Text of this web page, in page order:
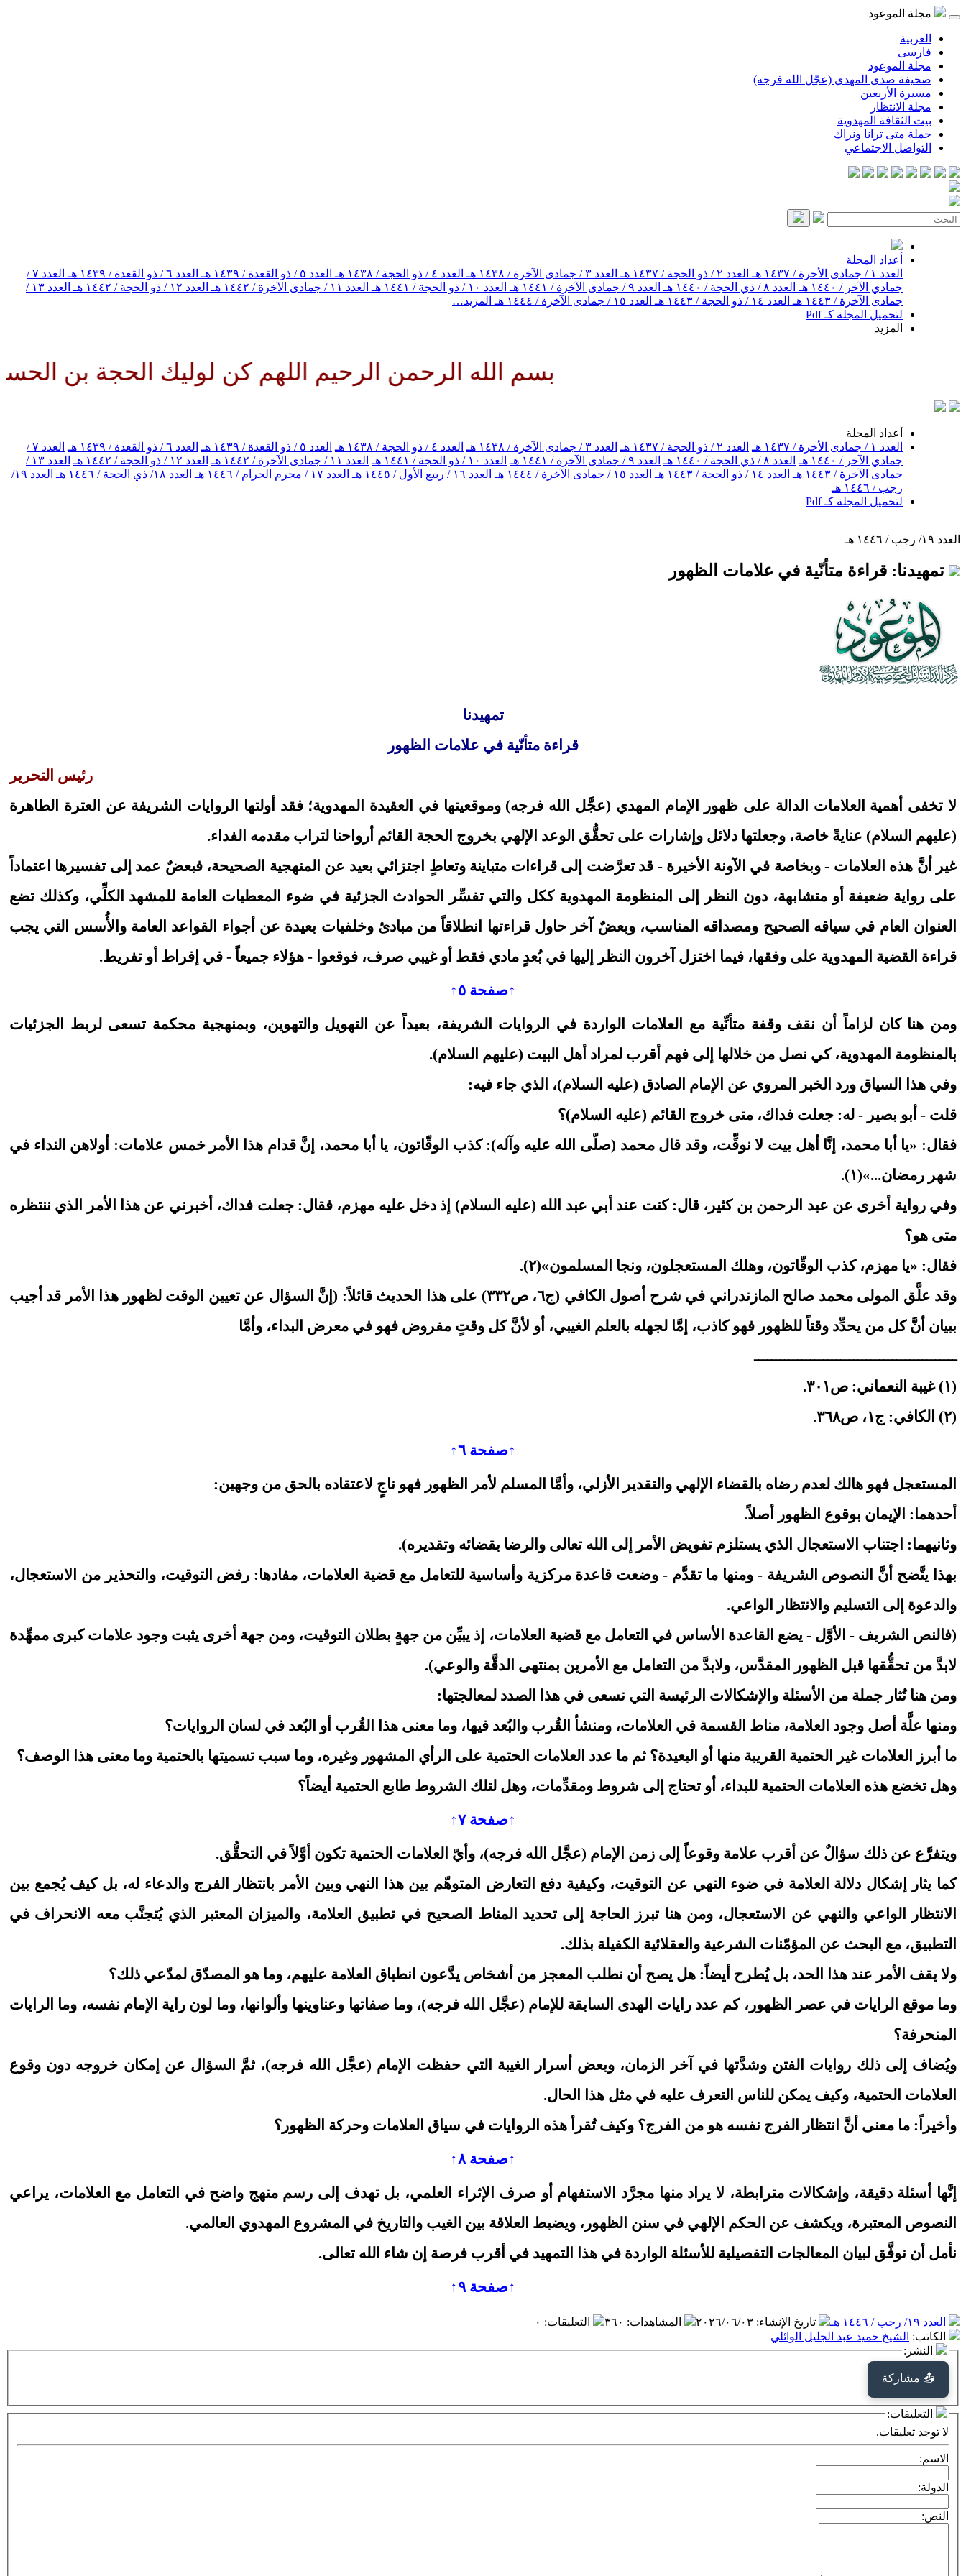
مجلة الموعود
العربية
فارسی
مجلة الموعود
صحيفة صدى المهدي (عجّل الله فرجه)
مسيرة الأربعين
مجلة الانتظار
بيت الثقافة المهدوية
حملة متى ترانا ونراك
التواصل الاجتماعي
أعداد المجلة
العدد ١ / جمادى الأخرة / ١٤٣٧ هـ
العدد ٢ / ذو الحجة / ١٤٣٧ هـ العدد ٣ / جمادى الآخرة / ١٤٣٨ هـ العدد ٤ / ذو الحجة / ١٤٣٨ هـ العدد ٥ / ذو القعدة / ١٤٣٩ هـ العدد ٦ / ذو القعدة / ١٤٣٩ هـ
العدد ٧ /
جمادي الآخر / ١٤٤٠ هـ
العدد ٨ / ذي الحجة / ١٤٤٠ هـ العدد ٩ / جمادى الآخرة / ١٤٤١ هـ العدد ١٠ / ذو الحجة / ١٤٤١ هـ العدد ١١ / جمادى الآخرة / ١٤٤٢ هـ العدد ١٢ / ذو الحجة / ١٤٤٢ هـ
العدد ١٣ /
جمادى الآخرة / ١٤٤٣ هـ
العدد ١٤ / ذو الحجة / ١٤٤٣ هـ العدد ١٥ / جمادى الآخرة / ١٤٤٤ هـ
المزيد…
لتحميل المجلة كـ Pdf
المزيد
بسم الله الرحمن الرحيم اللهم كن لوليك الحجة بن الحسن
أعداد المجلة
العدد ١ / جمادى الأخرة / ١٤٣٧ هـ
العدد ٢ / ذو الحجة / ١٤٣٧ هـ العدد ٣ / جمادى الآخرة / ١٤٣٨ هـ العدد ٤ / ذو الحجة / ١٤٣٨ هـ العدد ٥ / ذو القعدة / ١٤٣٩ هـ العدد ٦ / ذو القعدة / ١٤٣٩ هـ
العدد ٧ /
جمادي الآخر / ١٤٤٠ هـ
العدد ٨ / ذي الحجة / ١٤٤٠ هـ العدد ٩ / جمادى الآخرة / ١٤٤١ هـ العدد ١٠ / ذو الحجة / ١٤٤١ هـ العدد ١١ / جمادى الآخرة / ١٤٤٢ هـ العدد ١٢ / ذو الحجة / ١٤٤٢ هـ
العدد ١٣ /
جمادى الآخرة / ١٤٤٣ هـ
العدد ١٤ / ذو الحجة / ١٤٤٣ هـ العدد ١٥ / جمادى الآخرة / ١٤٤٤ هـ العدد ١٦ / ربيع الأول / ١٤٤٥ هـ العدد ١٧ / محرم الحرام / ١٤٤٦ هـ العدد ١٨/ ذي الحجة / ١٤٤٦ هـ
العدد ١٩/
رجب / ١٤٤٦ هـ
لتحميل المجلة كـ Pdf
العدد ١٩/ رجب / ١٤٤٦ هـ
تمهيدنا: قراءة متأنّية في علامات الظهور
تمهيدنا
قراءة متأنّية في علامات الظهور
رئيس التحرير
لا تخفى أهمية العلامات الدالة على ظهور الإمام المهدي (عجَّل الله فرجه) وموقعيتها في العقيدة المهدوية؛ فقد أولتها الروايات الشريفة عن العترة الطاهرة
(عليهم السلام) عنايةً خاصة، وجعلتها دلائل وإشارات على تحقُّق الوعد الإلهي بخروج الحجة القائم أرواحنا لتراب مقدمه الفداء.
غير أنَّ هذه العلامات - وبخاصة في الآونة الأخيرة - قد تعرَّضت إلى قراءات متباينة وتعاطٍ اجتزائي بعيد عن المنهجية الصحيحة، فبعضٌ عمد إلى تفسيرها اعتماداً
على رواية ضعيفة أو متشابهة، دون النظر إلى المنظومة المهدوية ككل والتي تفسِّر الحوادث الجزئية في ضوء المعطيات العامة للمشهد الكلِّي، وكذلك تضع
العنوان العام في سياقه الصحيح ومصداقه المناسب، وبعضٌ آخر حاول قراءتها انطلاقاً من مبادئ وخلفيات بعيدة عن أجواء القواعد العامة والأُسس التي يجب
قراءة القضية المهدوية على وفقها، فيما اختزل آخرون النظر إليها في بُعدٍ مادي فقط أو غيبي صرف، فوقعوا - هؤلاء جميعاً - في إفراط أو تفريط.
↑صفحة ٥↑
ومن هنا كان لزاماً أن نقف وقفة متأنِّية مع العلامات الواردة في الروايات الشريفة، بعيداً عن التهويل والتهوين، وبمنهجية محكمة تسعى لربط الجزئيات
بالمنظومة المهدوية، كي نصل من خلالها إلى فهم أقرب لمراد أهل البيت (عليهم السلام).
وفي هذا السياق ورد الخبر المروي عن الإمام الصادق (عليه السلام)، الذي جاء فيه:
قلت - أبو بصير - له: جعلت فداك، متى خروج القائم (عليه السلام)؟
فقال: «يا أبا محمد، إنَّا أهل بيت لا نوقِّت، وقد قال محمد (صلّى الله عليه وآله): كذب الوقّاتون، يا أبا محمد، إنَّ قدام هذا الأمر خمس علامات: أولاهن النداء في
شهر رمضان...»(١).
وفي رواية أخرى عن عبد الرحمن بن كثير، قال: كنت عند أبي عبد الله (عليه السلام) إذ دخل عليه مهزم، فقال: جعلت فداك، أخبرني عن هذا الأمر الذي ننتظره
متى هو؟
فقال: «يا مهزم، كذب الوقّاتون، وهلك المستعجلون، ونجا المسلمون»(٢).
وقد علَّق المولى محمد صالح المازندراني في شرح أصول الكافي (ج٦، ص٣٣٢) على هذا الحديث قائلاً: (إنَّ السؤال عن تعيين الوقت لظهور هذا الأمر قد أجيب
ببيان أنَّ كل من يحدِّد وقتاً للظهور فهو كاذب، إمَّا لجهله بالعلم الغيبي، أو لأنَّ كل وقتٍ مفروض فهو في معرض البداء، وأمَّا
ـــــــــــــــــــــــــــــــــــــــــــــــ
(١) غيبة النعماني: ص٣٠١.
(٢) الكافي: ج١، ص٣٦٨.
↑صفحة ٦↑
المستعجل فهو هالك لعدم رضاه بالقضاء الإلهي والتقدير الأزلي، وأمَّا المسلم لأمر الظهور فهو ناجٍ لاعتقاده بالحق من وجهين:
أحدهما: الإيمان بوقوع الظهور أصلاً.
وثانيهما: اجتناب الاستعجال الذي يستلزم تفويض الأمر إلى الله تعالى والرضا بقضائه وتقديره).
بهذا يتَّضح أنَّ النصوص الشريفة - ومنها ما تقدَّم - وضعت قاعدة مركزية وأساسية للتعامل مع قضية العلامات، مفادها: رفض التوقيت، والتحذير من الاستعجال،
والدعوة إلى التسليم والانتظار الواعي.
(فالنص الشريف - الأوَّل - يضع القاعدة الأساس في التعامل مع قضية العلامات، إذ يبيِّن من جهةٍ بطلان التوقيت، ومن جهة أخرى يثبت وجود علامات كبرى ممهِّدة
لابدَّ من تحقُّقها قبل الظهور المقدَّس، ولابدَّ من التعامل مع الأمرين بمنتهى الدقَّة والوعي).
ومن هنا تُثار جملة من الأسئلة والإشكالات الرئيسة التي نسعى في هذا الصدد لمعالجتها:
ومنها علَّة أصل وجود العلامة، مناط القسمة في العلامات، ومنشأ القُرب والبُعد فيها، وما معنى هذا القُرب أو البُعد في لسان الروايات؟
ما أبرز العلامات غير الحتمية القريبة منها أو البعيدة؟ ثم ما عدد العلامات الحتمية على الرأي المشهور وغيره، وما سبب تسميتها بالحتمية وما معنى هذا الوصف؟
وهل تخضع هذه العلامات الحتمية للبداء، أو تحتاج إلى شروط ومقدِّمات، وهل لتلك الشروط طابع الحتمية أيضاً؟
↑صفحة ٧↑
ويتفرَّع عن ذلك سؤالٌ عن أقرب علامة وقوعاً إلى زمن الإمام (عجَّل الله فرجه)، وأيّ العلامات الحتمية تكون أوَّلاً في التحقُّق.
كما يثار إشكال دلالة العلامة في ضوء النهي عن التوقيت، وكيفية دفع التعارض المتوهّم بين هذا النهي وبين الأمر بانتظار الفرج والدعاء له، بل كيف يُجمع بين
الانتظار الواعي والنهي عن الاستعجال، ومن هنا تبرز الحاجة إلى تحديد المناط الصحيح في تطبيق العلامة، والميزان المعتبر الذي يُتجنَّب معه الانحراف في
التطبيق، مع البحث عن المؤمّنات الشرعية والعقلائية الكفيلة بذلك.
ولا يقف الأمر عند هذا الحد، بل يُطرح أيضاً: هل يصح أن نطلب المعجز من أشخاص يدَّعون انطباق العلامة عليهم، وما هو المصدّق لمدّعي ذلك؟
وما موقع الرايات في عصر الظهور، كم عدد رايات الهدى السابقة للإمام (عجَّل الله فرجه)، وما صفاتها وعناوينها وألوانها، وما لون راية الإمام نفسه، وما الرايات
المنحرفة؟
ويُضاف إلى ذلك روايات الفتن وشدَّتها في آخر الزمان، وبعض أسرار الغيبة التي حفظت الإمام (عجَّل الله فرجه)، ثمَّ السؤال عن إمكان خروجه دون وقوع
العلامات الحتمية، وكيف يمكن للناس التعرف عليه في مثل هذا الحال.
وأخيراً: ما معنى أنَّ انتظار الفرج نفسه هو من الفرج؟ وكيف تُقرأ هذه الروايات في سياق العلامات وحركة الظهور؟
↑صفحة ٨↑
إنَّها أسئلة دقيقة، وإشكالات مترابطة، لا يراد منها مجرَّد الاستفهام أو صرف الإثراء العلمي، بل تهدف إلى رسم منهج واضح في التعامل مع العلامات، يراعي
النصوص المعتبرة، ويكشف عن الحكم الإلهي في سنن الظهور، ويضبط العلاقة بين الغيب والتاريخ في المشروع المهدوي العالمي.
نأمل أن نوفَّق لبيان المعالجات التفصيلية للأسئلة الواردة في هذا التمهيد في أقرب فرصة إن شاء الله تعالى.
↑صفحة ٩↑
العدد ١٩/ رجب / ١٤٤٦ هـ تاريخ الإنشاء: ٢٠٢٦/٠٦/٠٣ المشاهدات: ٣٦٠ التعليقات: ٠
الكاتب: الشيخ حميد عبد الجليل الوائلي
النشر:
📤 مشاركة
التعليقات:
لا توجد تعليقات.
الاسم:
الدولة:
النص: